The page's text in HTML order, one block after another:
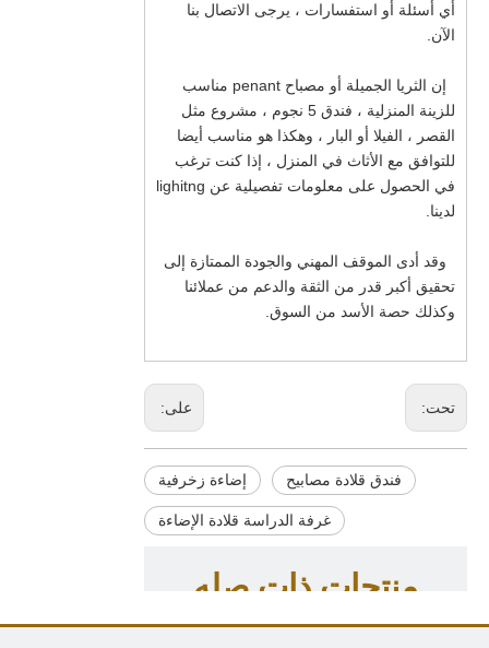
أي أسئلة أو استفسارات ، يرجى الاتصال بنا
الآن.
إن الثريا الجميلة أو مصباح penant مناسب
للزينة المنزلية ، فندق 5 نجوم ، مشروع مثل
القصر ، الفيلا أو البار ، وهكذا هو مناسب أيضا
للتوافق مع الأثاث في المنزل ، إذا كنت ترغب
في الحصول على معلومات تفصيلية عن lighitng
لدينا.
وقد أدى الموقف المهني والجودة الممتازة إلى
تحقيق أكبر قدر من الثقة والدعم من عملائنا
وكذلك حصة الأسد من السوق.
على: تحت:
إضاءة زخرفية فندق قلادة مصابيح
غرفة الدراسة قلادة الإضاءة
منتجات ذات صله